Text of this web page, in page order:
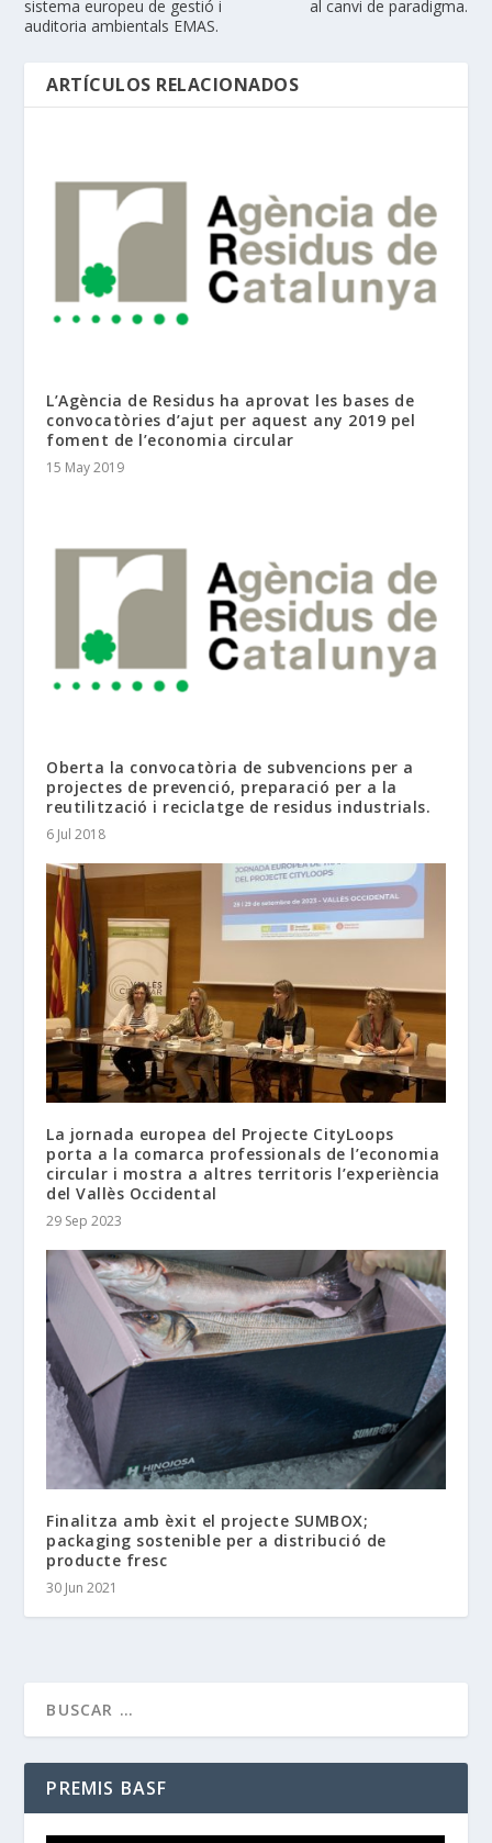
sistema europeu de gestió i
auditoria ambientals EMAS.
al canvi de paradigma.
ARTÍCULOS RELACIONADOS
L’Agència de Residus ha aprovat les bases de
convocatòries d’ajut per aquest any 2019 pel
foment de l’economia circular
15 May 2019
Oberta la convocatòria de subvencions per a
projectes de prevenció, preparació per a la
reutilització i reciclatge de residus industrials.
6 Jul 2018
La jornada europea del Projecte CityLoops
porta a la comarca professionals de l’economia
circular i mostra a altres territoris l’experiència
del Vallès Occidental
29 Sep 2023
Finalitza amb èxit el projecte SUMBOX;
packaging sostenible per a distribució de
producte fresc
30 Jun 2021
PREMIS BASF